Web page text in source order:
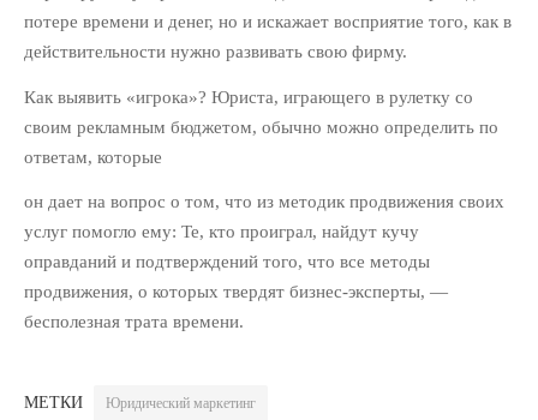
автоматизации юридического
маркетинга
Как продавать абонентское
юридическое обслуживание:
Пошаговый алгоритм
автопилоте: как привлекать
клиентов на “раз-два-три”
10 полезных советов по
ведению клиентской рассылки
PR Юридического Бизнеса(18)
потере времени и денег, но и искажает восприятие того, как в
действительности нужно развивать свою фирму.
Как выявить «игрока»? Юриста, играющего в рулетку со
своим рекламным бюджетом, обычно можно определить по
ответам, которые
он дает на вопрос о том, что из методик продвижения своих
услуг помогло ему: Те, кто проиграл, найдут кучу
оправданий и подтверждений того, что все методы
продвижения, о которых твердят бизнес-эксперты, —
бесполезная трата времени.
МЕТКИ Юридический маркетинг